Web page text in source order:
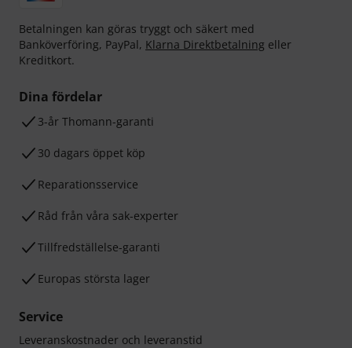
Betalningen kan göras tryggt och säkert med
Banköverföring, PayPal, Klarna Direktbetalning eller
Kreditkort.
Dina fördelar
3-år Thomann-garanti
30 dagars öppet köp
Reparationsservice
Råd från våra sak-experter
Tillfredställelse-garanti
Europas största lager
Service
Leveranskostnader och leveranstid